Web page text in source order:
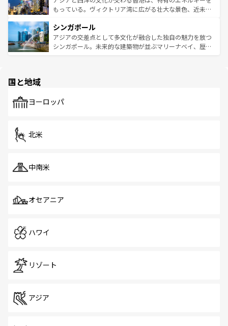
が旅行者を迎えてくれるので、きっと忘れられない旅にな
参照してほしい。
いビーチでリゾート気分を楽しむことができる。タイ料理
激する。気候は一年中温暖で、どの季節にも異なる楽しみ
が待っている。親しみやすいタイの人々、仏教を中心とし
た文化、そして多様な観光資源が、訪れる旅人を魅了し続
もっている。ヴィクトリア湾に広がる壮大な景色、近未来
み、どこを訪れても感動するはず。観光スポットが密集し
ており、効率よく見どころを回れるのも魅力。息をのむよ
うな絶景から文化的な体験まで、香港を存分に楽しみ尽く
シンガポール
アジアの交差点として多文化が融合した独自の魅力を放つ
シンガポール。未来的な建築物が並ぶマリーナベイ、歴史
で、ホーカーズは地元の風情を楽しめる外せないスポット
国と地域
ヨーロッパ
北米
中南米
オセアニア
ハワイ
リゾート
アジア